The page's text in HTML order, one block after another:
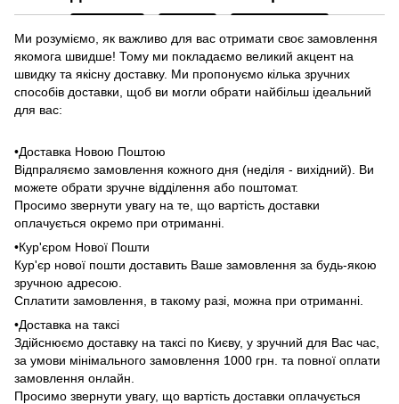
Ми розуміємо, як важливо для вас отримати своє замовлення
якомога швидше! Тому ми покладаємо великий акцент на
швидку та якісну доставку. Ми пропонуємо кілька зручних
способів доставки, щоб ви могли обрати найбільш ідеальний
для вас:
•Доставка Новою Поштою
Відпраляємо замовлення кожного дня (неділя - вихідний). Ви
можете обрати зручне відділення або поштомат.
Просимо звернути увагу на те, що вартість доставки
оплачується окремо при отриманні.
•Кур'єром Нової Пошти
Кур'єр нової пошти доставить Ваше замовлення за будь-якою
зручною адресою.
Сплатити замовлення, в такому разі, можна при отриманні.
•Доставка на таксі
Здійснюємо доставку на таксі по Києву, у зручний для Вас час,
за умови мінімального замовлення 1000 грн. та повної оплати
замовлення онлайн.
Просимо звернути увагу, що вартість доставки оплачується